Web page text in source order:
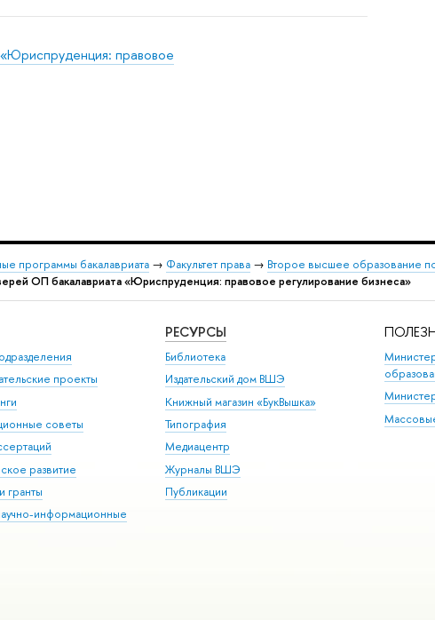
правовое
программы бакалавриата→ Факультет права→ Второе высшее образование
ОП бакалавриата «Юриспруденция: правовое регулирование бизнеса»
проекты
советы
развитие
гранты
информационные
РЕСУРСЫ
Библиотека
Издательский дом ВШЭ
Книжный магазин «БукВышка»
Типография
Медиацентр
Журналы ВШЭ
Публикации